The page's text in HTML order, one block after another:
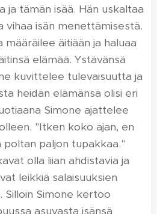
ja tämän isää. Hän uskaltaa
vihaa isän menettämisestä.
määräilee äitiään ja haluaa
elämää. Ystävänsä
kuvittelee tulevaisuutta ja
heidän elämänsä olisi eri
Simone ajattelee
"Itken koko ajan, en
poltan paljon tupakkaa."
olla liian ahdistavia ja
leikkiä salaisuuksien
Silloin Simone kertoo
asuvasta isänsä